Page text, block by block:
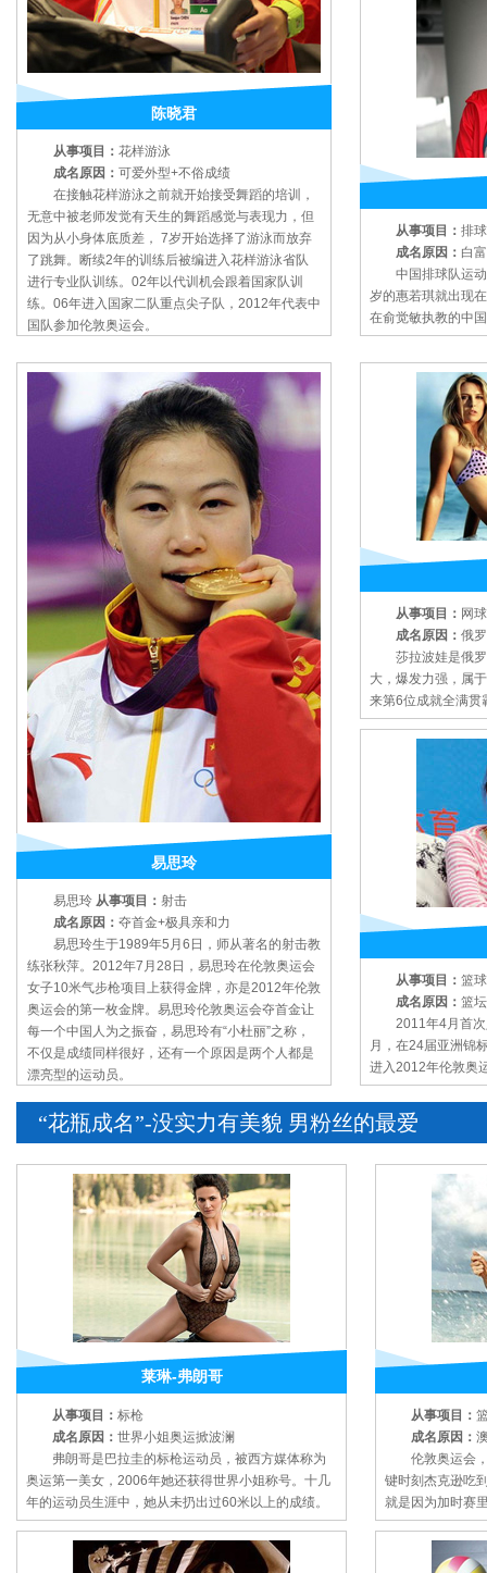
陈晓君
从事项目： 花样游泳
成名原因： 可爱外型+不俗成绩
在接触花样游泳之前就开始接受舞蹈的培训，
无意中被老师发觉有天生的舞蹈感觉与表现力，但
因为从小身体底质差， 7岁开始选择了游泳而放弃
了跳舞。断续2年的训练后被编进入花样游泳省队
进行专业队训练。02年以代训机会跟着国家队训
练。06年进入国家二队重点尖子队，2012年代表中
国队参加伦敦奥运会。
从事项目： 排球
成名原因： 白
中国排球队运动
岁的惠若琪就出现
在俞觉敏执教的中
易思玲
易思玲 从事项目： 射击
成名原因： 夺首金+极具亲和力
易思玲生于1989年5月6日，师从著名的射击教
练张秋萍。2012年7月28日，易思玲在伦敦奥运会
女子10米气步枪项目上获得金牌，亦是2012年伦敦
奥运会的第一枚金牌。易思玲伦敦奥运会夺首金让
每一个中国人为之振奋，易思玲有“小杜丽”之称，
不仅是成绩同样很好，还有一个原因是两个人都是
漂亮型的运动员。
从事项目： 网球
成名原因： 俄
莎拉波娃是俄罗
大，爆发力强，属
来第6位成就全满贯
从事项目： 篮球
成名原因： 篮
2011年4月首次
月，在24届亚洲锦
进入2012年伦敦奥
“花瓶成名”-没实力有美貌 男粉丝的最爱
莱琳-弗朗哥
从事项目： 标枪
成名原因： 世界小姐奥运掀波澜
弗朗哥是巴拉圭的标枪运动员，被西方媒体称为
奥运第一美女，2006年她还获得世界小姐称号。十几
年的运动员生涯中，她从未扔出过60米以上的成绩。
从事项目：
成名原因：
伦敦奥运会，
键时刻杰克逊吃
就是因为加时赛